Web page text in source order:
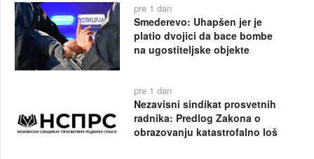
pre 1 dan
Smederevo: Uhapšen jer je
platio dvojici da bace bombe
na ugostiteljske objekte
pre 1 dan
Nezavisni sindikat prosvetnih
radnika: Predlog Zakona o
obrazovanju katastrofalno loš